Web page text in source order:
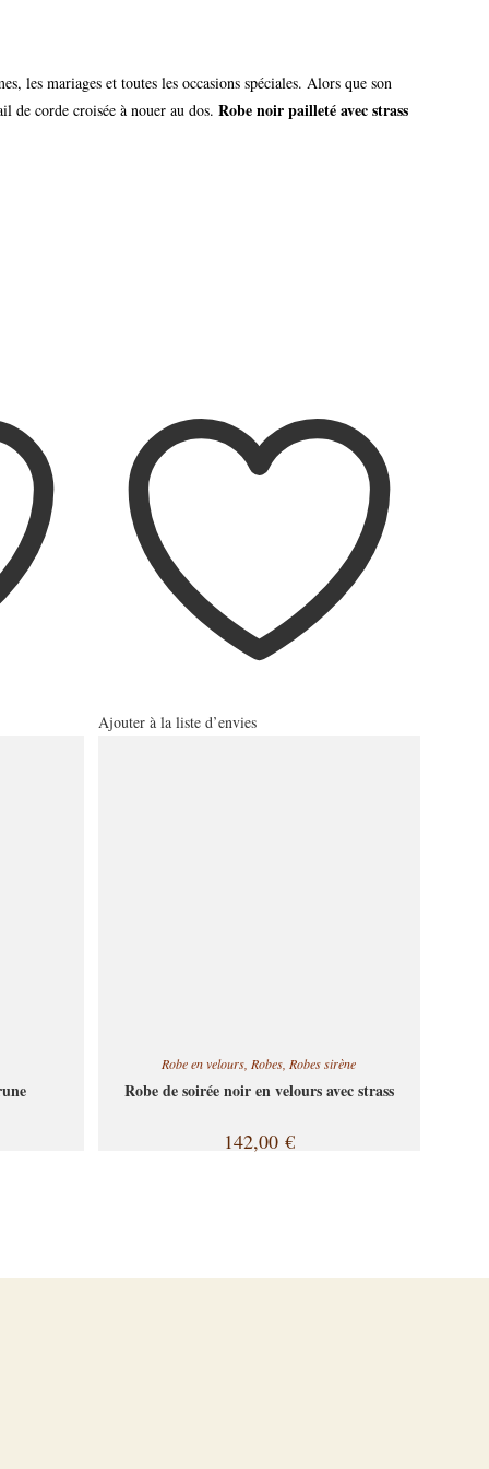
les mariages et toutes les occasions spéciales. Alors que son
de corde croisée à nouer au dos.Robe noir pailleté avec strass
Ajouter à la liste d’envies
Robe en velours,Robes,Robes sirène
Robe de soirée noir en velours avec strass
142,00 €